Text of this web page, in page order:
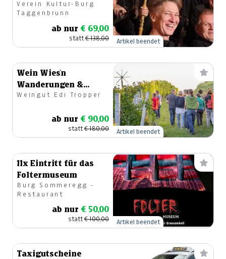
Sounds
Verein Kultur-Burg
Taggenbrunn
ab nur € 69,00
statt€ 138,00 Artikel beendet
Wein Wies`n
Wanderungen &
Verkostung direkt
Weingut Edi Tropper
ab nur € 90,00
statt€ 180,00 Artikel beendet
11x Eintritt für das
Foltermuseum
Burg Sommeregg -
Restaurant
ab nur € 50,00
statt€ 100,00 Artikel beendet
Taxigutscheine